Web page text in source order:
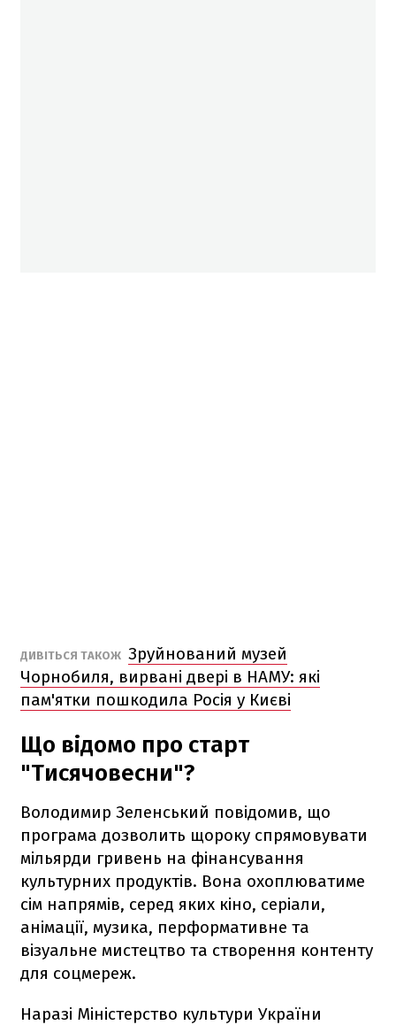
ДИВІТЬСЯ ТАКОЖ Зруйнований музей
Чорнобиля, вирвані двері в НАМУ: які
пам'ятки пошкодила Росія у Києві
Що відомо про старт
"Тисячовесни"?
Володимир Зеленський повідомив, що
програма дозволить щороку спрямовувати
мільярди гривень на фінансування
культурних продуктів. Вона охоплюватиме
сім напрямів, серед яких кіно, серіали,
анімації, музика, перформативне та
візуальне мистецтво та створення контенту
для соцмереж.
Наразі Міністерство культури України